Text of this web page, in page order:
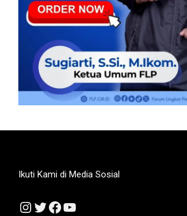
Ikuti Kami di Media Sosial
Instagram
Twitter
Facebook
YouTube